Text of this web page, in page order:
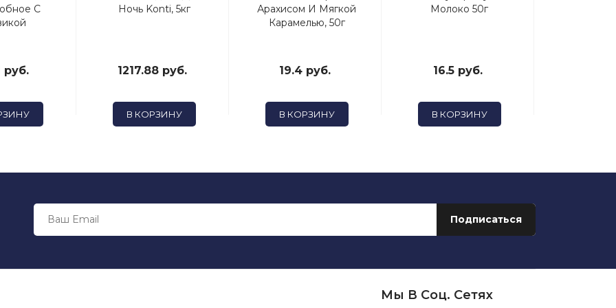
С
руб.
Ночь Konti, 5кг
1217.88 руб.
В КОРЗИНУ
Арахисом И Мягкой
Карамелью, 50г
19.4 руб.
В КОРЗИНУ
Молоко 50г
16.5 руб.
В КОРЗИНУ
Мы В Соц. Сетях